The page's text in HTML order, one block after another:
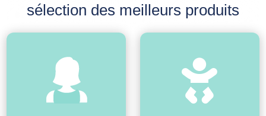
sélection des meilleurs produits